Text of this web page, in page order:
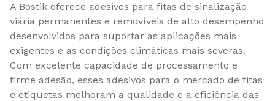
A Bostik oferece adesivos para fitas de sinalização
viária permanentes e removíveis de alto desempenho
desenvolvidos para suportar as aplicações mais
exigentes e as condições climáticas mais severas.
Com excelente capacidade de processamento e
firme adesão, esses adesivos para o mercado de fitas
e etiquetas melhoram a qualidade e a eficiência das